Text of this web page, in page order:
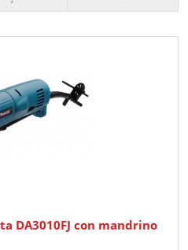
DA3010FJ con mandrino